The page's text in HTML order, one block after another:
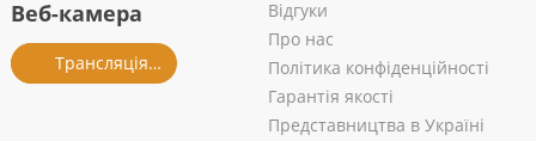
Веб-камера
Трансляція із салону
Відгуки
Про нас
Політика конфіденційності
Гарантія якості
Представництва в Україні